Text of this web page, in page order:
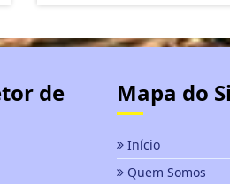
de Mapa do
Início
Quem Somos